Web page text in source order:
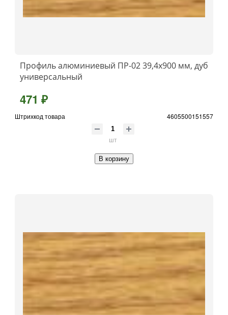
Профиль алюминиевый ПР-02 39,4x900 мм, дуб
универсальный
471 ₽
Штрихкод товара 4605500151557
шт
В корзину